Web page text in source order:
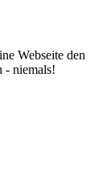
Webseite den
- niemals!